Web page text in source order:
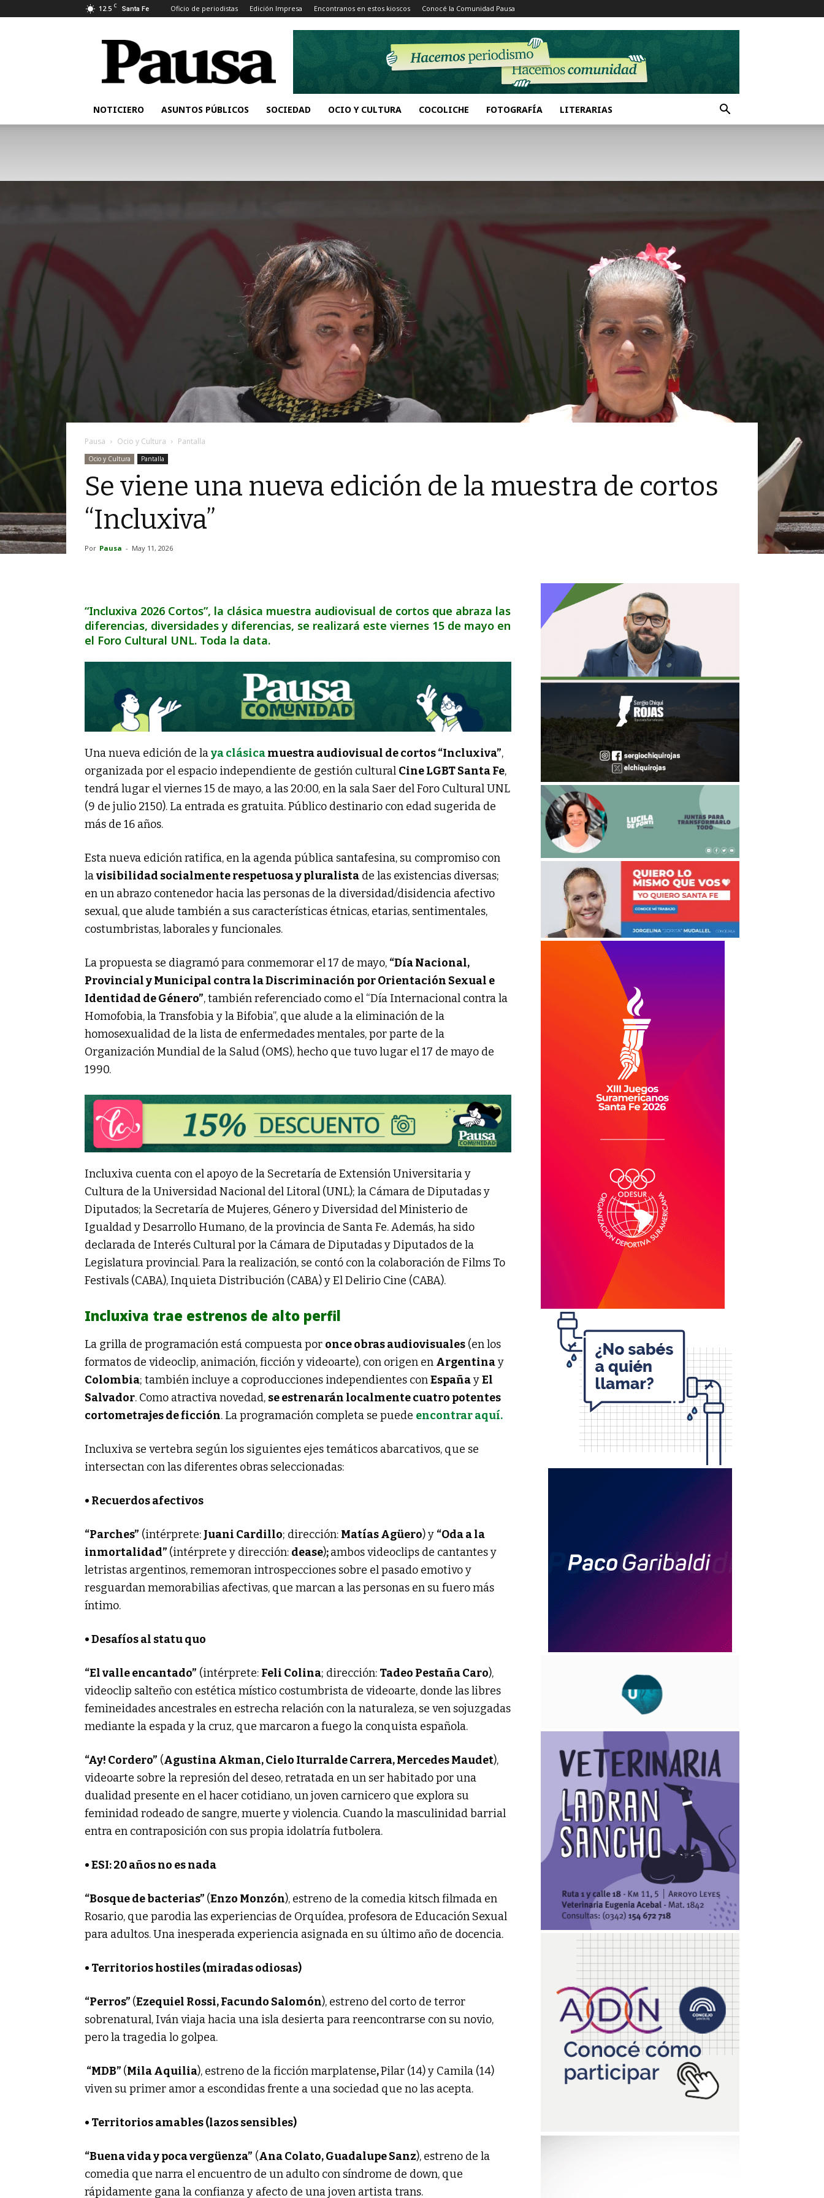
12.5 C Santa Fe Oficio de periodistas Edición Impresa Encontranos en estos kioscos Conocé la Comunidad Pausa
Pausa
NOTICIERO ASUNTOS PÚBLICOS SOCIEDAD OCIO Y CULTURA COCOLICHE FOTOGRAFÍA LITERARIAS
Pausa Ocio y Cultura Pantalla
Ocio y Cultura Pantalla
Se viene una nueva edición de la muestra de cortos
“Incluxiva”
Por Pausa - May 11, 2026
“Incluxiva 2026 Cortos”, la clásica muestra audiovisual de cortos que abraza las
diferencias, diversidades y diferencias, se realizará este viernes 15 de mayo en
el Foro Cultural UNL. Toda la data.
Una nueva edición de laya clásicamuestra audiovisual de cortos “Incluxiva”,
organizada por el espacio independiente de gestión cultural Cine LGBT Santa Fe,
tendrá lugar el viernes 15 de mayo, a las 20:00, en la sala Saer del Foro Cultural UNL
(9 de julio 2150). La entrada es gratuita. Público destinario con edad sugerida de
más de 16 años.
Esta nueva edición ratifica, en la agenda pública santafesina, su compromiso con
lavisibilidad socialmente respetuosa y pluralista de las existencias diversas;
en un abrazo contenedor hacia las personas de la diversidad/disidencia afectivo
sexual, que alude también a sus características étnicas, etarias, sentimentales,
costumbristas, laborales y funcionales.
La propuesta se diagramó para conmemorar el 17 de mayo, “Día Nacional,
Provincial y Municipal contra la Discriminación por Orientación Sexual e
Identidad de Género”, también referenciado como el “Día Internacional contra la
Homofobia, la Transfobia y la Bifobia”, que alude a la eliminación de la
homosexualidad de la lista de enfermedades mentales, por parte de la
Organización Mundial de la Salud (OMS), hecho que tuvo lugar el 17 de mayo de
1990.
Incluxiva cuenta con el apoyo de la Secretaría de Extensión Universitaria y
Cultura de la Universidad Nacional del Litoral (UNL); la Cámara de Diputadas y
Diputados; la Secretaría de Mujeres, Género y Diversidad del Ministerio de
Igualdad y Desarrollo Humano, de la provincia de Santa Fe. Además, ha sido
declarada de Interés Cultural por la Cámara de Diputadas y Diputados de la
Legislatura provincial. Para la realización, se contó con la colaboración de Films To
Festivals (CABA), Inquieta Distribución (CABA) y El Delirio Cine (CABA).
Incluxiva trae estrenos de alto perfil
La grilla de programación está compuesta por once obras audiovisuales (en los
formatos de videoclip, animación, ficción y videoarte), con origen en Argentinay
Colombia; también incluye a coproducciones independientes conEspañayEl
Salvador. Como atractiva novedad, se estrenarán localmente cuatro potentes
cortometrajes de ficción. La programación completa se puede encontrar aquí.
Incluxiva se vertebra según los siguientes ejes temáticos abarcativos, que se
intersectan con las diferentes obras seleccionadas:
• Recuerdos afectivos
“Parches” (intérprete: Juani Cardillo; dirección: Matías Agüero) y “Oda a la
inmortalidad” (intérprete y dirección: dease);ambos videoclips de cantantes y
letristas argentinos, rememoran introspecciones sobre el pasado emotivo y
resguardan memorabilias afectivas, que marcan a las personas en su fuero más
íntimo.
• Desafíos al statu quo
“El valle encantado” (intérprete: Feli Colina; dirección: Tadeo Pestaña Caro),
videoclip salteño con estética místico costumbrista de videoarte, donde las libres
femineidades ancestrales en estrecha relación con la naturaleza, se ven sojuzgadas
mediante la espada y la cruz, que marcaron a fuego la conquista española.
“Ay! Cordero” (Agustina Akman, Cielo Iturralde Carrera, Mercedes Maudet),
videoarte sobre la represión del deseo, retratada en un ser habitado por una
dualidad presente en el hacer cotidiano, un joven carnicero que explora su
feminidad rodeado de sangre, muerte y violencia. Cuando la masculinidad barrial
entra en contraposición con sus propia idolatría futbolera.
• ESI: 20 años no es nada
“Bosque de bacterias” (Enzo Monzón), estreno de la comedia kitsch filmada en
Rosario, que parodia las experiencias de Orquídea, profesora de Educación Sexual
para adultos. Una inesperada experiencia asignada en su último año de docencia.
• Territorios hostiles (miradas odiosas)
“Perros” (Ezequiel Rossi, Facundo Salomón), estreno del corto de terror
sobrenatural, Iván viaja hacia una isla desierta para reencontrarse con su novio,
pero la tragedia lo golpea.
“MDB” (Mila Aquilia), estreno de la ficción marplatense,Pilar (14) y Camila (14)
viven su primer amor a escondidas frente a una sociedad que no las acepta.
• Territorios amables (lazos sensibles)
“Buena vida y poca vergüenza” (Ana Colato, Guadalupe Sanz), estreno de la
comedia que narra el encuentro de un adulto con síndrome de down, que
rápidamente gana la confianza y afecto de una joven artista trans.